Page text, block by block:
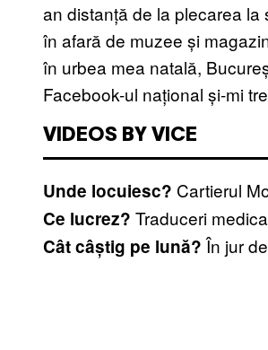
an distanță de la plecarea
în afară de muzee și
în urbea mea natală,
Facebook-ul național și-mi
VIDEOS BY VICE
Unde locuiesc? Cartierul
Ce lucrez? Traduceri
Cât câștig pe lună?În jur